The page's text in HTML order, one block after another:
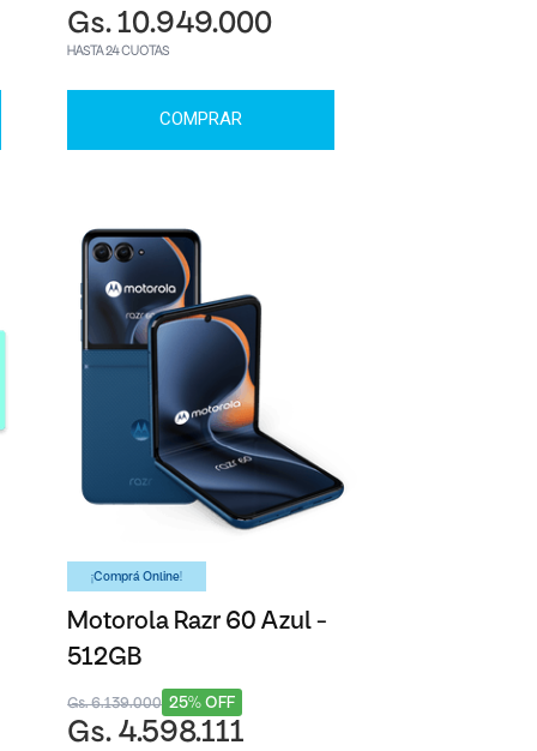
Gs. 10.949.000
HASTA 24 CUOTAS
COMPRAR
¡Comprá Online!
Motorola Razr 60 Azul -
512GB
25% OFF
Gs. 6.139.000
Gs. 4.598.111